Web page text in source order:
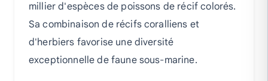
millier d'espèces de poissons de récif colorés.
Sa combinaison de récifs coralliens et
d'herbiers favorise une diversité
exceptionnelle de faune sous-marine.